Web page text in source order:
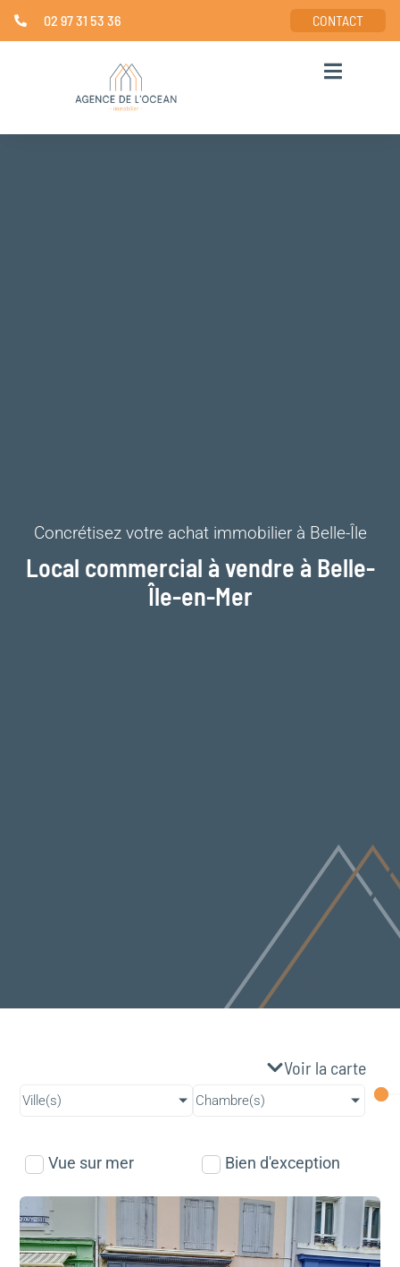
02 97 31 53 36 CONTACT
Local commercial à vendre à Belle-
Île-en-Mer
Concrétisez votre achat immobilier à Belle-Île
Voir la carte
Ville(s) Chambre(s)
Vue sur mer Bien d'exception